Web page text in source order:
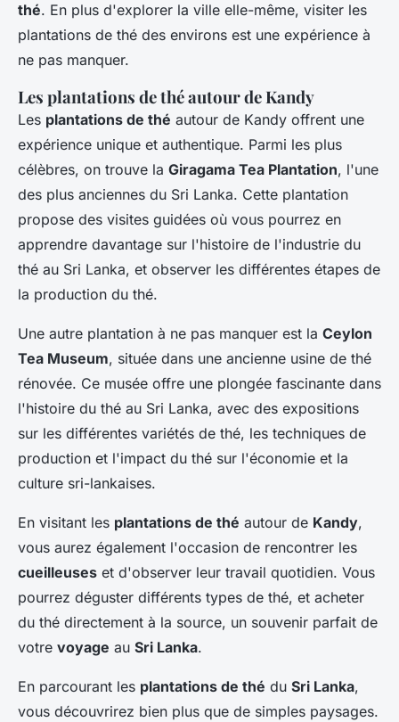
thé. En plus d'explorer la ville elle-même, visiter les
plantations de thé des environs est une expérience à
ne pas manquer.
Les plantations de thé autour de Kandy
Les plantations de thé autour de Kandy offrent une
expérience unique et authentique. Parmi les plus
célèbres, on trouve la Giragama Tea Plantation, l'une
des plus anciennes du Sri Lanka. Cette plantation
propose des visites guidées où vous pourrez en
apprendre davantage sur l'histoire de l'industrie du
thé au Sri Lanka, et observer les différentes étapes de
la production du thé.
Une autre plantation à ne pas manquer est la Ceylon
Tea Museum, située dans une ancienne usine de thé
rénovée. Ce musée offre une plongée fascinante dans
l'histoire du thé au Sri Lanka, avec des expositions
sur les différentes variétés de thé, les techniques de
production et l'impact du thé sur l'économie et la
culture sri-lankaises.
En visitant les plantations de thé autour de Kandy,
vous aurez également l'occasion de rencontrer les
cueilleuses et d'observer leur travail quotidien. Vous
pourrez déguster différents types de thé, et acheter
du thé directement à la source, un souvenir parfait de
votre voyage au Sri Lanka.
En parcourant les plantations de thé du Sri Lanka,
vous découvrirez bien plus que de simples paysages.